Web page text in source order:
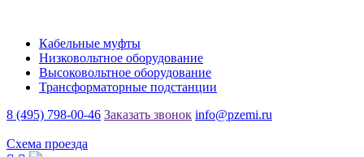
Кабельные муфты
Низковольтное оборудование
Высоковольтное оборудование
Трансформаторные подстанции
8 (495) 798-00-46 Заказать звонок info@pzemi.ru
Схема проезда